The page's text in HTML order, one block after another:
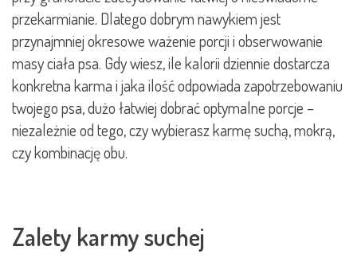
przekarmianie. Dlatego dobrym nawykiem jest
przynajmniej okresowe ważenie porcji i obserwowanie
masy ciała psa. Gdy wiesz, ile kalorii dziennie dostarcza
konkretna karma i jaka ilość odpowiada zapotrzebowaniu
twojego psa, dużo łatwiej dobrać optymalne porcje –
niezależnie od tego, czy wybierasz karmę suchą, mokrą,
czy kombinację obu.
Zalety karmy suchej